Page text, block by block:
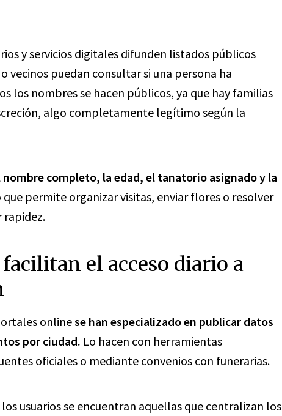
y servicios digitales difunden listados públicos
vecinos puedan consultar si una persona ha
los nombres se hacen públicos, ya que hay familias
algo completamente legítimo según la
completo, la edad, el tanatorio asignado y la
que permite organizar visitas, enviar flores o resolver
rapidez.
el acceso diario a
onlinese han especializado en publicar datos
por ciudad. Lo hacen con herramientas
oficiales o mediante convenios con funerarias.
usuarios se encuentran aquellas que centralizan los